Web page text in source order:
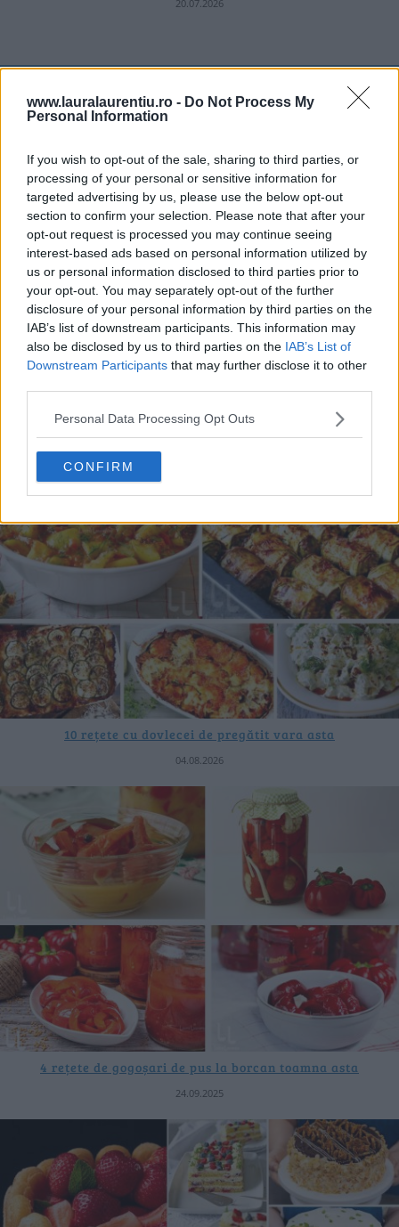
www.lauralaurentiu.ro - Do Not Process My
Personal Information
If you wish to opt-out of the sale, sharing to third parties, or
processing of your personal or sensitive information for
targeted advertising by us, please use the below opt-out
section to confirm your selection. Please note that after your
opt-out request is processed you may continue seeing
interest-based ads based on personal information utilized by
us or personal information disclosed to third parties prior to
your opt-out. You may separately opt-out of the further
disclosure of your personal information by third parties on the
IAB’s list of downstream participants. This information may
also be disclosed by us to third parties on the IAB’s List of
Downstream Participants that may further disclose it to other
Personal Data Processing Opt Outs
CONFIRM
20.07.2026
06.08.2026
10 rețete cu dovlecei de pregătit vara asta
04.08.2026
4 rețete de gogoșari de pus la borcan toamna asta
24.09.2025